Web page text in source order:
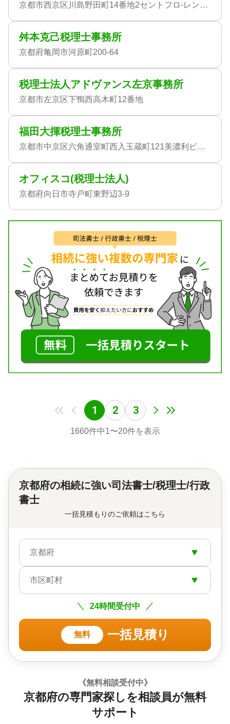
京都市西京区川島野田町14番地2セントフロ-レンスパレス桂THEWEST407号
舛本克己税理士事務所
京都府亀岡市河原町200-64
税理士法人アドヴァンス左京事務所
京都市左京区下鴨西高木町12番地
福田大揮税理士事務所
京都市中京区六角通室町西入玉蔵町121美濃利ビル402
オフィスコ(税理士法人)
京都府向日市寺戸町東野辺3-9
1 2 3
1660件中1〜20件を表示
京都府の相続に強い司法書士/税理士/行政
書士
一括見積もりのご依頼はこちら
京都府
市区町村
24時間受付中
無料 一括見積り
《無料相談受付中》
京都府の専門家探しを相談員が無料
サポート